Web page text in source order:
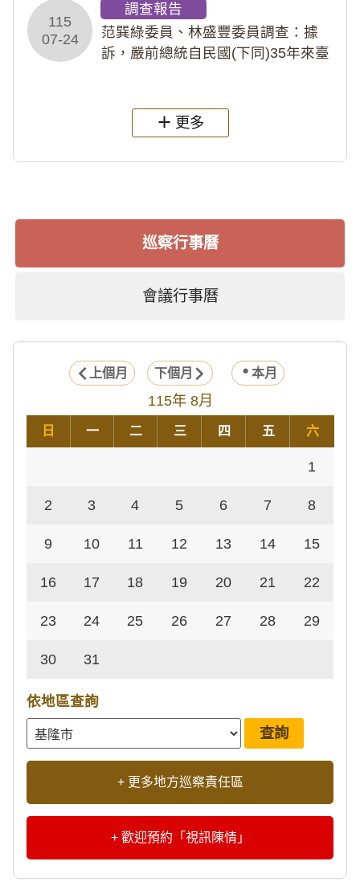
術倫理等情案調查報告。(115教調
31)
115
07-24
調查報告
范巽綠委員、林盛豐委員調查：據
訴，嚴前總統自民國(下同)35年來臺
過世後，總統府於89年間函請其家屬
繼續留住
更多
巡察行事曆
會議行事曆
上個月 下個月 本月
115年 8月
日 一 二 三 四 五 六
1
2 3 4 5 6 7 8
9 10 11 12 13 14 15
16 17 18 19 20 21 22
23 24 25 26 27 28 29
30 31
依地區查詢
+ 更多地方巡察責任區
+ 歡迎預約「視訊陳情」